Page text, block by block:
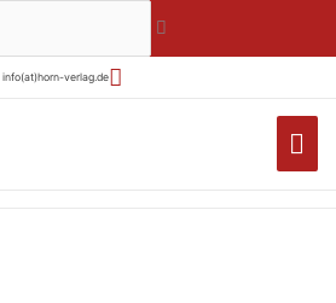
info(at)horn-verlag.de